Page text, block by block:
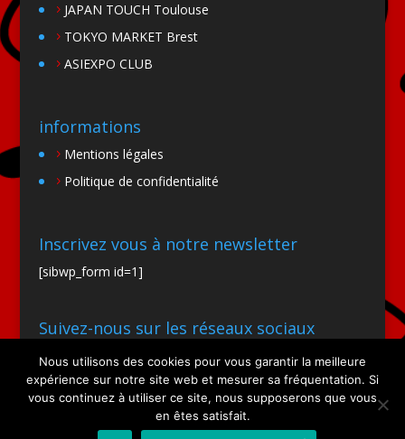
JAPAN TOUCH Toulouse
TOKYO MARKET Brest
ASIEXPO CLUB
informations
Mentions légales
Politique de confidentialité
Inscrivez vous à notre newsletter
[sibwp_form id=1]
Suivez-nous sur les réseaux sociaux
Nous utilisons des cookies pour vous garantir la meilleure
expérience sur notre site web et mesurer sa fréquentation. Si
vous continuez à utiliser ce site, nous supposerons que vous
en êtes satisfait.